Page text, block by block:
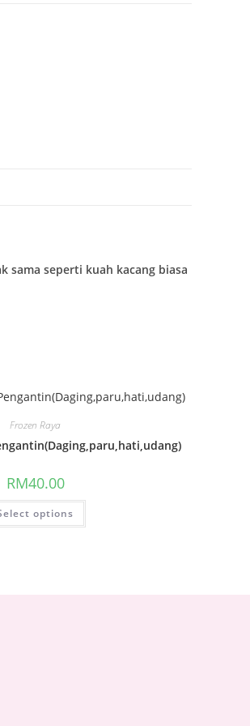
sama seperti kuah kacang biasa
Frozen Raya
RM40.00
options